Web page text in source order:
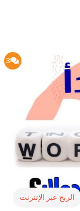
3
الربح عبر الإنترنت